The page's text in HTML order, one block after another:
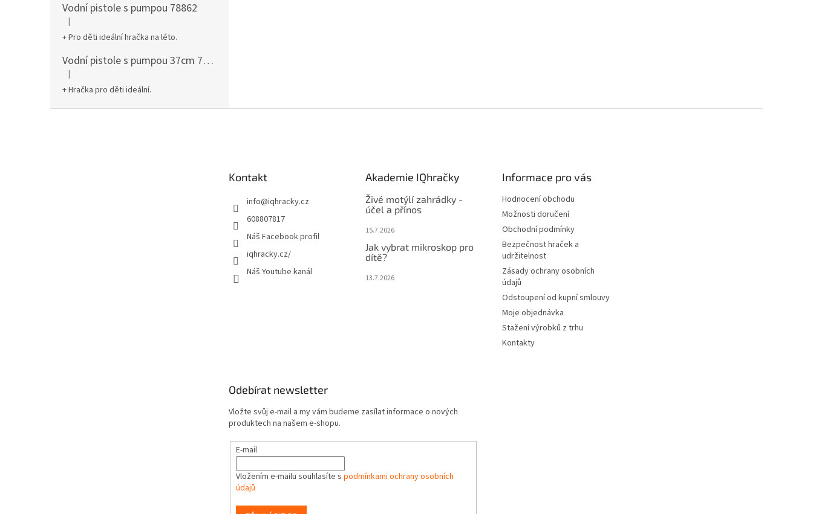
Vodní pistole s pumpou 78862
Hodnocení produktu je 5 z 5 hvězdiček.
|
+ Pro děti ideální hračka na léto.
Vodní pistole s pumpou 37cm 78961
Hodnocení produktu je 5 z 5 hvězdiček.
|
+ Hračka pro děti ideální.
Kontakt
info@iqhracky.cz
608807817
Náš Facebook profil
iqhracky.cz/
Náš Youtube kanál
Akademie IQhračky
Živé motýlí zahrádky -
účel a přínos
15.7.2026
Jak vybrat mikroskop pro
dítě?
13.7.2026
Informace pro vás
Hodnocení obchodu
Možnosti doručení
Obchodní podmínky
Bezpečnost hraček a
udržitelnost
Zásady ochrany osobních
údajů
Odstoupení od kupní smlouvy
Moje objednávka
Stažení výrobků z trhu
Kontakty
Odebírat newsletter
Vložte svůj e-mail a my vám budeme zasílat informace o nových
produktech na našem e-shopu.
E-mail
Vložením e-mailu souhlasíte s podmínkami ochrany osobních
údajů